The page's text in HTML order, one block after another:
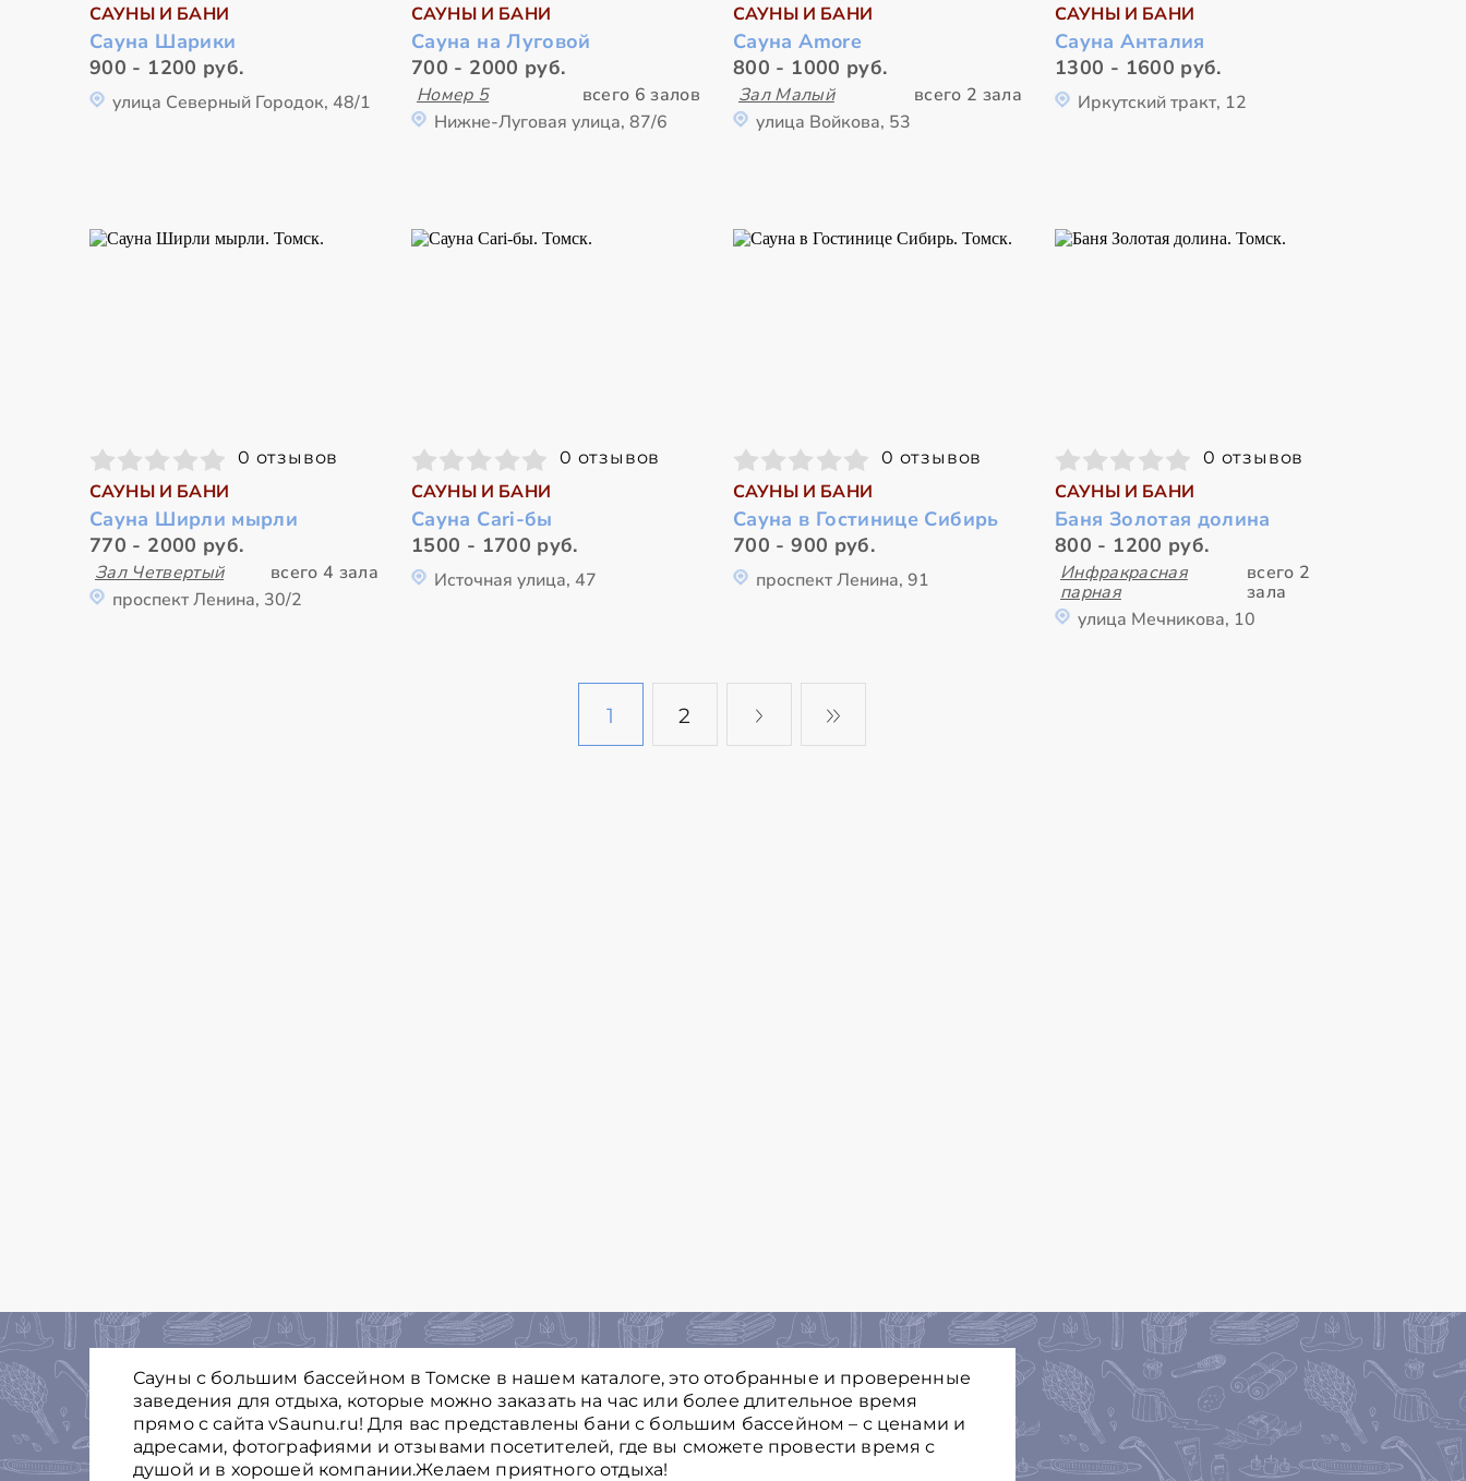
САУНЫ И БАНИ
Сауна Шарики
900 - 1200 руб.
улица Северный Городок, 48/1
САУНЫ И БАНИ
Сауна на Луговой
700 - 2000 руб.
Номер 5
всего 6 залов
Нижне-Луговая улица, 87/6
САУНЫ И БАНИ
Сауна Amore
800 - 1000 руб.
Зал Малый
всего 2 зала
улица Войкова, 53
САУНЫ И БАНИ
Сауна Анталия
1300 - 1600 руб.
Иркутский тракт, 12
0 отзывов
САУНЫ И БАНИ
Сауна Ширли мырли
770 - 2000 руб.
Зал Четвертый
всего 4 зала
проспект Ленина, 30/2
0 отзывов
САУНЫ И БАНИ
Сауна Cari-бы
1500 - 1700 руб.
Источная улица, 47
0 отзывов
САУНЫ И БАНИ
Сауна в Гостинице Сибирь
700 - 900 руб.
проспект Ленина, 91
0 отзывов
САУНЫ И БАНИ
Баня Золотая долина
800 - 1200 руб.
Инфракрасная
парная
всего 2
зала
улица Мечникова, 10
1 2
Сауны с большим бассейном в Томске в нашем каталоге, это отобранные и проверенные
заведения для отдыха, которые можно заказать на час или более длительное время
прямо с сайта vSaunu.ru! Для вас представлены бани с большим бассейном – с ценами и
адресами, фотографиями и отзывами посетителей, где вы сможете провести время с
душой и в хорошей компании.Желаем приятного отдыха!